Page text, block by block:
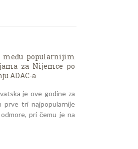
među popularnijim
za Nijemce po
ADAC-a
je ove godine za
prve tri najpopularnije
pri čemu je na